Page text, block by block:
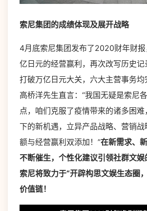
索尼集团的成绩体现及展开战略
4月底索尼集团发布了2020财年财
亿日元的经营赢利，再次改写历史
打破万亿日元大关，六大主营事务均
高桥洋先生直言：“我国无疑是索尼
点，咱们克服了疫情带来的诸多困
下的新机遇，立异产品战略、营销
额与经营赢利双添加！”在新需求、
不断催生，个性化建议引领社群文娱
索尼将致力于“开辟构思文娱生态圈
价值链！